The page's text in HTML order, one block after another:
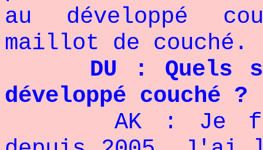
au développé
maillot de couché.
DU : Quels
développé couché ?
AK : Je